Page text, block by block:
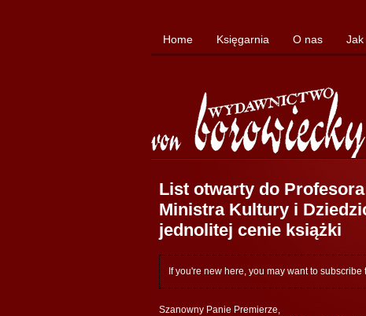
Home Księgarnia O nas Jak
List otwarty do
Ministra Kultury i
jednolitej cenie książki
If you're new here, you may want to subscribe
Szanowny Panie Premierze,